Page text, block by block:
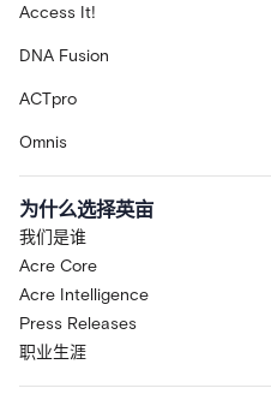
Access It!
DNA Fusion
ACTpro
Omnis
为什么选择英亩
我们是谁
Acre Core
Acre Intelligence
Press Releases
职业生涯